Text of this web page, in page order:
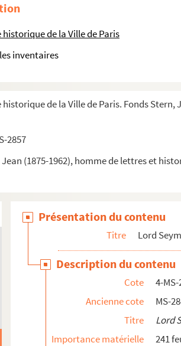
de la Ville de Paris
inventaires
de la Ville de Paris. Fonds
2857
(1875-1962), homme de lettres et
recherches
Simons
Belanger
Présentation du contenu
Titre Lord
Description du contenu
Cote
4-
Ancienne cote
MS-
Titre
Lord
Importance matérielle
241